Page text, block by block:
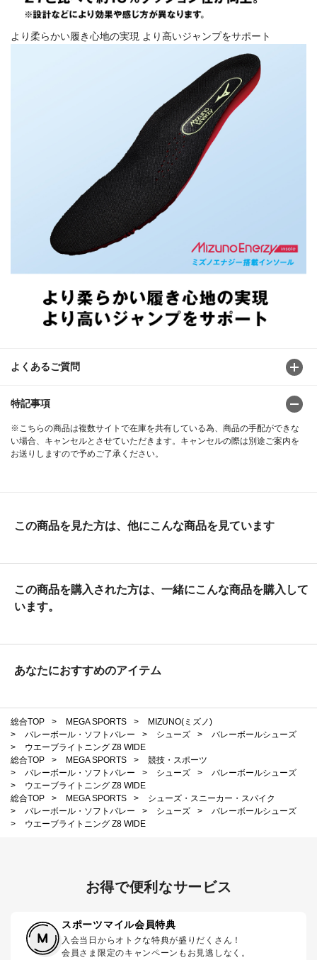
より柔らかい履き心地の実現 より高いジャンプをサポート
よくあるご質問
特記事項
※こちらの商品は複数サイトで在庫を共有している為、商品の手配ができな
い場合、キャンセルとさせていただきます。キャンセルの際は別途ご案内を
お送りしますので予めご了承ください。
この商品を見た方は、他にこんな商品を見ています
この商品を購入された方は、一緒にこんな商品を購入して
います。
あなたにおすすめのアイテム
総合TOP > MEGA SPORTS >
MIZUNO(ミズノ)
>
バレーボール・ソフトバレー > シューズ >
バレーボールシューズ
>
ウエーブライトニング Z8 WIDE
総合TOP
> MEGA SPORTS >
競技・スポーツ
>
バレーボール・ソフトバレー > シューズ >
バレーボールシューズ
>
ウエーブライトニング Z8 WIDE
総合TOP
> MEGA SPORTS >
シューズ・スニーカー・スパイク
>
バレーボール・ソフトバレー > シューズ >
バレーボールシューズ
>
ウエーブライトニング Z8 WIDE
お得で便利なサービス
スポーツマイル会員特典
入会当日からオトクな特典が盛りだくさん！
会員さま限定のキャンペーンもお見逃しなく。